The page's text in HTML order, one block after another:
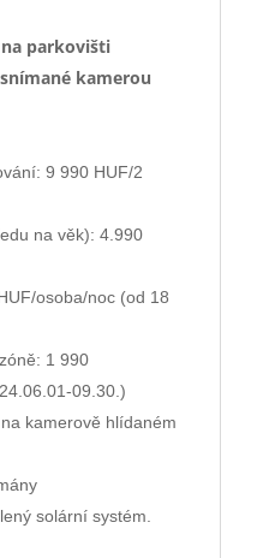
parkovišti
kamerou
9 990 HUF/2
na věk): 4.990
osoba/noc (od 18
​​1 990
09.30.)
kamerově hlídaném
solární systém.